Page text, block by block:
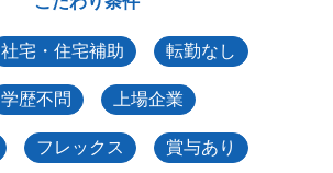
社宅・住宅補助 転勤なし
学歴不問 上場企業
フレックス 賞与あり